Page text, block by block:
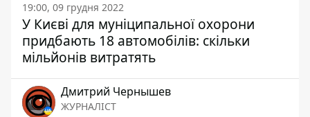
19:00, 09 грудня 2022
У Києві для муніципальної охорони
придбають 18 автомобілів: скільки
мільйонів витратять
Дмитрий Чернышев
ЖУРНАЛІСТ